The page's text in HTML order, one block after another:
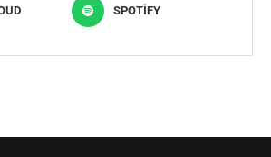
SPOTIFY